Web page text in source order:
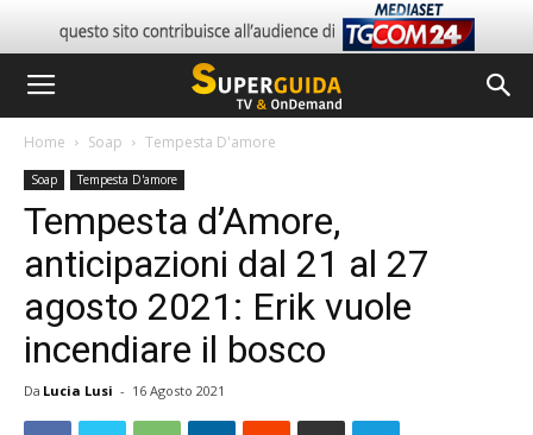
Home Soap Tempesta D'amore
Soap Tempesta D'amore
Tempesta d’Amore,
anticipazioni dal 21 al 27
agosto 2021: Erik vuole
incendiare il bosco
Da Lucia Lusi - 16 Agosto 2021